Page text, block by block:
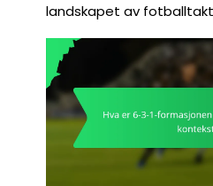
landskapet av